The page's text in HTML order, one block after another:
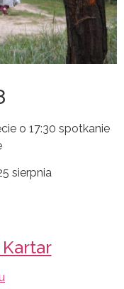
o 17:30 spotkanie
sierpnia